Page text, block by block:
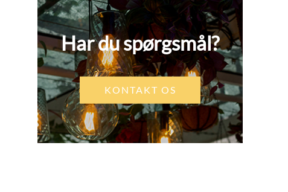
Har du spørgsmål?
KONTAKT OS